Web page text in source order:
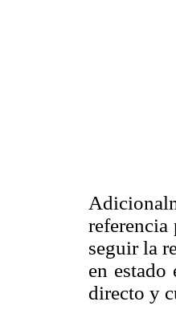
referencia
seguir la
en estado
directo y